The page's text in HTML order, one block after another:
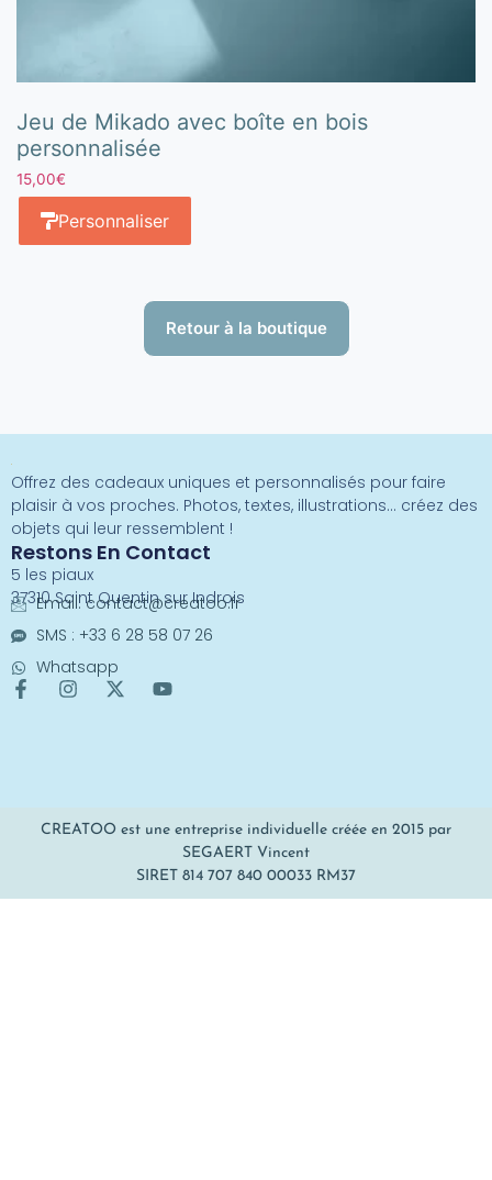
Jeu de Mikado avec boîte en bois
personnalisée
15,00€
Personnaliser
Retour à la boutique
Offrez des cadeaux uniques et personnalisés pour faire
plaisir à vos proches. Photos, textes, illustrations… créez des
objets qui leur ressemblent !
Restons En Contact
5 les piaux
37310 Saint Quentin sur Indrois
Email:contact@creatoo.fr
SMS : +33 6 28 58 07 26
Whatsapp
CREATOO est une entreprise individuelle créée en 2015 par
SEGAERT Vincent
SIRET 814 707 840 00033 RM37